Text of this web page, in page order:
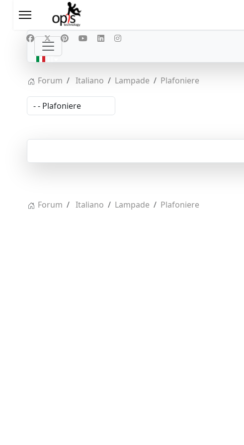
Seleziona la tua lingua
IT
Forum
Italiano Lampade Plafoniere
Forum Italiano Lampade
Plafoniere